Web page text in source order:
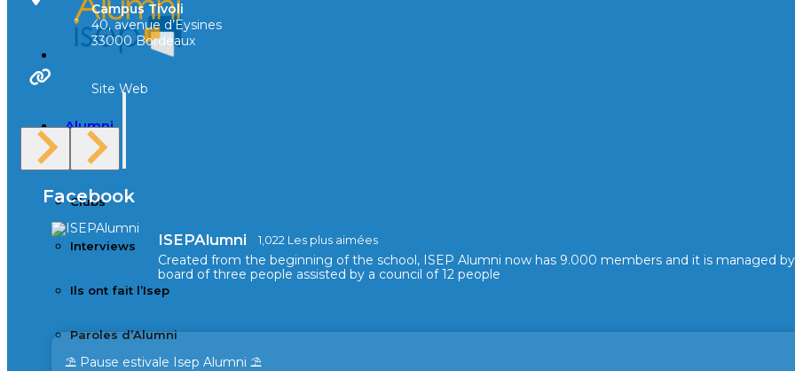
Alumni
Clubs
Interviews
Ils ont fait l’Isep
Paroles d’Alumni
Campus Tivoli
40, avenue d’Eysines
33000 Bordeaux
Site Web
Facebook
ISEPAlumni 1,022 Les plus aimées
Created from the beginning of the school, ISEP Alumni now has 9.000 members and it is managed
board of three people assisted by a council of 12 people
⛱️ Pause estivale Isep Alumni ⛱️